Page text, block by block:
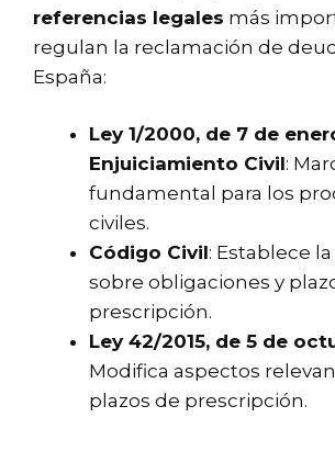
referencias legales más
regulan la reclamación de
España:
Ley 1/2000, de 7 de
Enjuiciamiento Civil:
fundamental para los
civiles.
Código Civil: Establece
sobre obligaciones y
prescripción.
Ley 42/2015, de 5 de
Modifica aspectos
plazos de prescripción.